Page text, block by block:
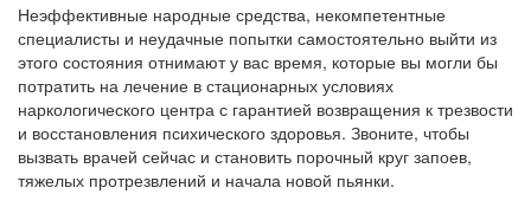
Неэффективные народные средства, некомпетентные
специалисты и неудачные попытки самостоятельно выйти из
этого состояния отнимают у вас время, которые вы могли бы
потратить на лечение в стационарных условиях
наркологического центра с гарантией возвращения к трезвости
и восстановления психического здоровья. Звоните, чтобы
вызвать врачей сейчас и становить порочный круг запоев,
тяжелых протрезвлений и начала новой пьянки.